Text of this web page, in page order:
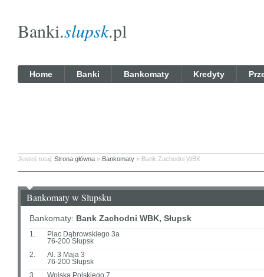
Banki.slupsk.pl
Home Banki Bankomaty Kredyty
Jesteś tutaj: Strona główna » Bankomaty » Bank Zachodni WBK
Bankomaty w Słupsku
Bankomaty: Bank Zachodni WBK, Słupsk
1.
Plac Dąbrowskiego 3a
76-200 Słupsk
2.
Al. 3 Maja 3
76-200 Słupsk
3.
Wojska Polskiego 7